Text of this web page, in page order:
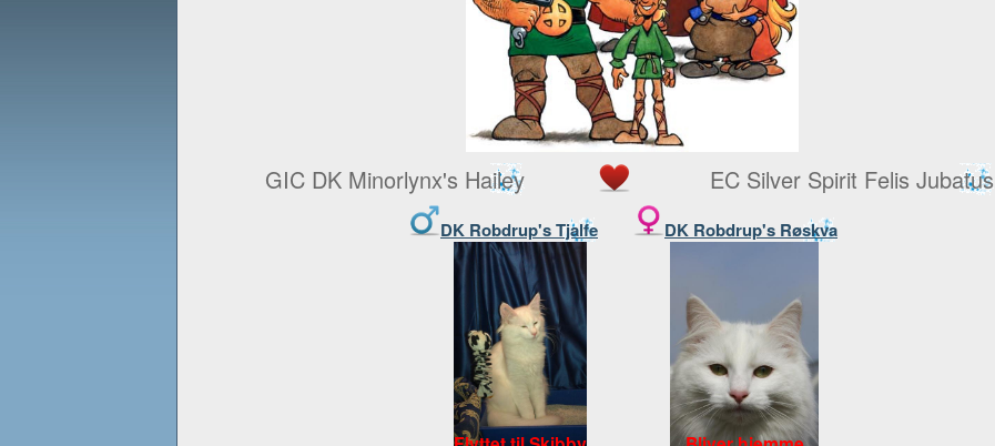
GIC DK Minorlynx's Hailey EC Silver Spirit Felis Jubatus
DK Robdrup's Tjalfe DK Robdrup's Røskva